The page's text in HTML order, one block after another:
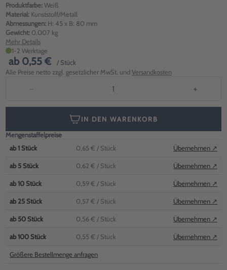
Produktfarbe:Weiß
Material: Kunststoff/Metall
Abmessungen: H: 45 x B: 80 mm
Gewicht: 0.007 kg
Mehr Details
1-2 Werktage
ab 0,55 €
/ Stück
Alle Preise netto zzgl. gesetzlicher MwSt. und Versandkosten
− +
IN DEN WARENKORB
Mengenstaffelpreise
ab1 Stück 0,65 € / Stück Übernehmen ↗
ab 5 Stück 0,62 € / Stück Übernehmen ↗
ab10 Stück 0,59 € / Stück Übernehmen ↗
ab 25 Stück 0,57 € / Stück Übernehmen ↗
ab 50 Stück 0,56 € / Stück Übernehmen ↗
ab100 Stück 0,55 € / Stück Übernehmen ↗
Größere Bestellmenge anfragen